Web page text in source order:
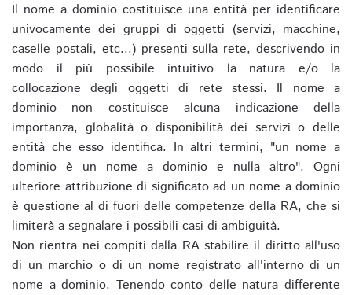
Il nome a dominio costituisce una entità per identificare
univocamente dei gruppi di oggetti (servizi, macchine,
caselle postali, etc...) presenti sulla rete, descrivendo in
modo il più possibile intuitivo la natura e/o la
collocazione degli oggetti di rete stessi. Il nome a
dominio non costituisce alcuna indicazione della
importanza, globalità o disponibilità dei servizi o delle
entità che esso identifica. In altri termini, "un nome a
dominio è un nome a dominio e nulla altro". Ogni
ulteriore attribuzione di significato ad un nome a dominio
è questione al di fuori delle competenze della RA, che si
limiterà a segnalare i possibili casi di ambiguità.
Non rientra nei compiti dalla RA stabilire il diritto all'uso
di un marchio o di un nome registrato all'interno di un
nome a dominio. Tenendo conto delle natura differente